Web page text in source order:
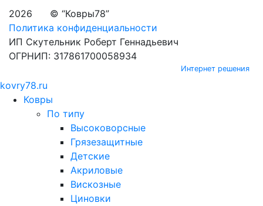
2026
© “Ковры78”
Политика конфиденциальности
ИП Скутельник Роберт Геннадьевич
ОГРНИП: 317861700058934
Интернет решения
kovry78.ru
Ковры
По типу
Высоковорсные
Грязезащитные
Детские
Акриловые
Вискозные
Циновки